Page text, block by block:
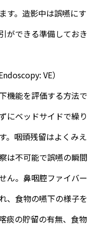
す。造影中は誤嚥にす
ができる準備しておき
VE）
機能を評価する方法で
にベッドサイドで繰り
。咽頭残留はよくみえ
は不可能で誤嚥の瞬間
ん。鼻咽腔ファイバー
、食物の嚥下の様子を
痰の貯留の有無、食物